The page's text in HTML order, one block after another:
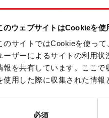
のウェブサイトはCookieを使
のサイトではCookieを使っ
ーザーによるサイトの利用
報を共有しています。ここで
使用した際に収集された情報
必須
品
ー
製品
関連ページ